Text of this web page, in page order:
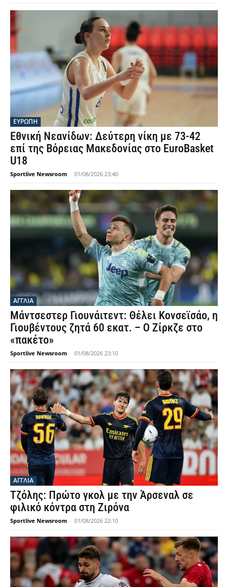
ΕΥΡΩΠΗ
Εθνική Νεανίδων: Δεύτερη νίκη με 73-42
επί της Βόρειας Μακεδονίας στο EuroBasket
U18
Sportlive Newsroom - 01/08/2026 23:40
ΑΓΓΛΙΑ
Μάντσεστερ Γιουνάιτεντ: Θέλει Κονσεϊσάο, η
Γιουβέντους ζητά 60 εκατ. – Ο Ζίρκζε στο
«πακέτο»
Sportlive Newsroom - 01/08/2026 23:10
ΑΓΓΛΙΑ
Τζόλης: Πρώτο γκολ με την Άρσεναλ σε
φιλικό κόντρα στη Ζιρόνα
Sportlive Newsroom - 01/08/2026 22:10